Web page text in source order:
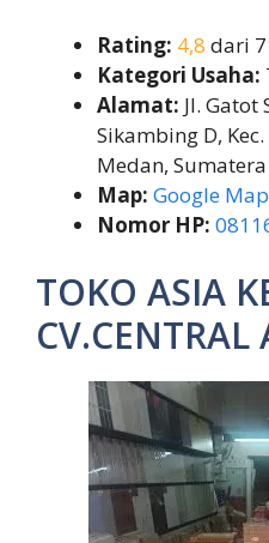
Rating: 4,8 dari
Kategori Usaha:
Alamat: Jl. Gatot
Sikambing D,
Medan,
Map: Google Map
Nomor HP:
TOKO ASIA
CV.CENTRAL